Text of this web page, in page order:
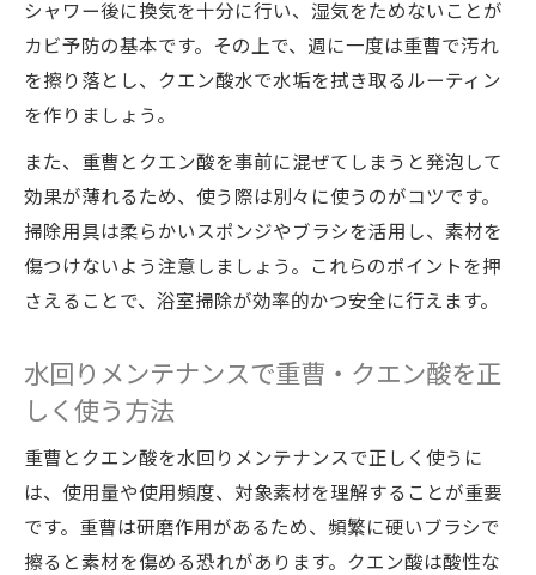
シャワー後に換気を十分に行い、湿気をためないことが
カビ予防の基本です。その上で、週に一度は重曹で汚れ
を擦り落とし、クエン酸水で水垢を拭き取るルーティン
を作りましょう。
また、重曹とクエン酸を事前に混ぜてしまうと発泡して
効果が薄れるため、使う際は別々に使うのがコツです。
掃除用具は柔らかいスポンジやブラシを活用し、素材を
傷つけないよう注意しましょう。これらのポイントを押
さえることで、浴室掃除が効率的かつ安全に行えます。
水回りメンテナンスで重曹・クエン酸を正
しく使う方法
重曹とクエン酸を水回りメンテナンスで正しく使うに
は、使用量や使用頻度、対象素材を理解することが重要
です。重曹は研磨作用があるため、頻繁に硬いブラシで
擦ると素材を傷める恐れがあります。クエン酸は酸性な